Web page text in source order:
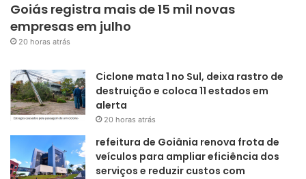
Goiás registra mais de 15 mil novas
empresas em julho
20 horas atrás
Ciclone mata 1 no Sul, deixa rastro de
destruição e coloca 11 estados em
alerta
20 horas atrás
refeitura de Goiânia renova frota de
veículos para ampliar eficiência dos
serviços e reduzir custos com